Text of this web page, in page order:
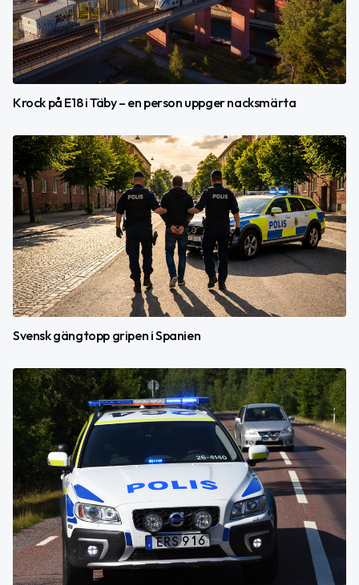
Krock på E18 i Täby – en person uppger nacksmärta
Svensk gängtopp gripen i Spanien